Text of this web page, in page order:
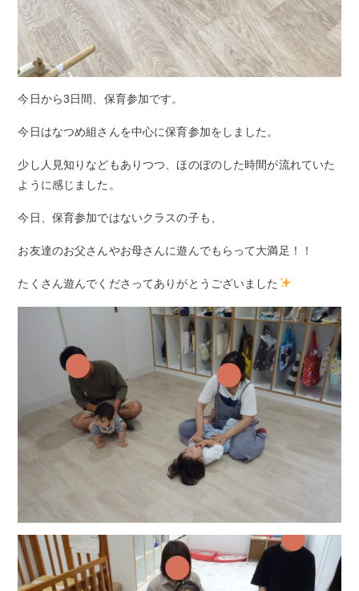
今日から3日間、保育参加です。
今日はなつめ組さんを中心に保育参加をしました。
少し人見知りなどもありつつ、ほのぼのした時間が流れていた
ように感じました。
今日、保育参加ではないクラスの子も、
お友達のお父さんやお母さんに遊んでもらって大満足！！
たくさん遊んでくださってありがとうございました